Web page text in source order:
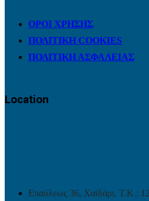
ΟΡΟΙ ΧΡΗΣΗΣ
ΠΟΛΙΤΙΚΗ COOKIES
ΠΟΛΙΤΙΚΗ ΑΣΦΑΛΕΙΑΣ
Location
Επαύλεως 36, Χαϊδάρι, Τ.Κ.: